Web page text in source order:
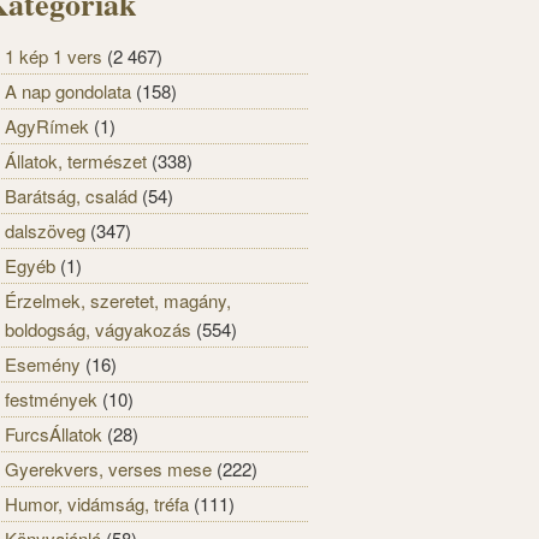
1 kép 1 vers (2 467)
A nap gondolata (158)
AgyRímek (1)
Állatok, természet (338)
Barátság, család (54)
dalszöveg (347)
Egyéb (1)
Érzelmek, szeretet, magány,
boldogság, vágyakozás (554)
Esemény (16)
festmények (10)
FurcsÁllatok (28)
Gyerekvers, verses mese (222)
Humor, vidámság, tréfa (111)